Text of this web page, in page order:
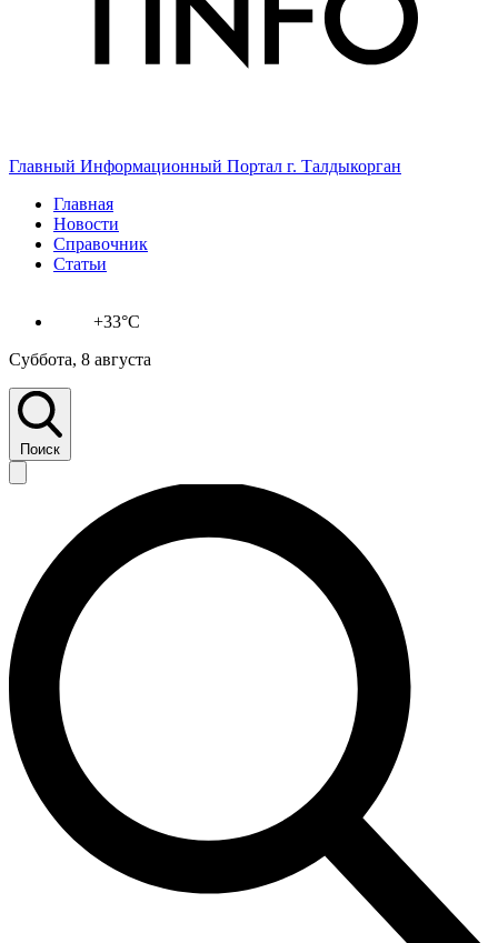
Главный Информационный Портал г. Талдыкорган
Главная
Новости
Справочник
Статьи
+33°C
Суббота, 8 августа
Поиск